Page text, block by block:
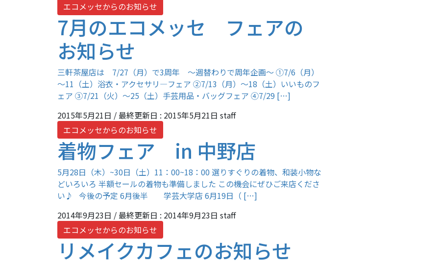
エコメッセからのお知らせ
7月のエコメッセ フェアの
お知らせ
三軒茶屋店は 7/27（月）で3周年 ～週替わりで周年企画～ ①7/6（月）
～11（土）浴衣・アクセサリ―フェア ②7/13（月）～18（土）いいものフ
ェア ③7/21（火）～25（土）手芸用品・バッグフェア ④7/29 […]
2015年5月21日 / 最終更新日 : 2015年5月21日 staff
エコメッセからのお知らせ
着物フェア in 中野店
5月28日（木）~30日（土）11：00~18：00 選りすぐりの着物、和装小物な
どいろいろ 半額セールの着物も準備しました この機会にぜひご来店くださ
い♪ 今後の予定 6月後半 学芸大学店 6月19日（ […]
2014年9月23日 / 最終更新日 : 2014年9月23日 staff
エコメッセからのお知らせ
リメイクカフェのお知らせ